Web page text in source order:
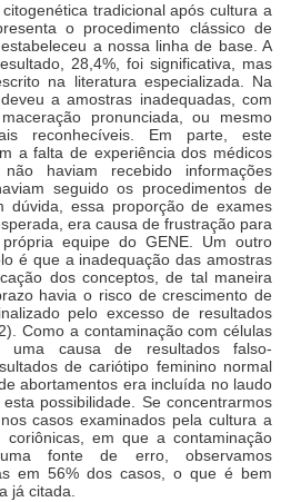
tradicional após cultura a
o procedimento clássico de
a nossa linha de base. A
28,4%, foi significativa, mas
na literatura especializada. Na
a amostras inadequadas, com
pronunciada, ou mesmo
reconhecíveis. Em parte, este
a falta de experiência dos médicos
haviam recebido informações
seguido os procedimentos de
dúvida, essa proporção de exames
era causa de frustração para
equipe do GENE. Um outro
é que a inadequação das amostras
dos conceptos, de tal maneira
havia o risco de crescimento de
pelo excesso de resultados
Como a contaminação com células
uma causa de resultados falso-
de cariótipo feminino normal
abortamentos era incluída no laudo
possibilidade. Se concentrarmos
casos examinados pela cultura a
em que a contaminação
fonte de erro, observamos
em 56% dos casos, o que é bem
já citada.